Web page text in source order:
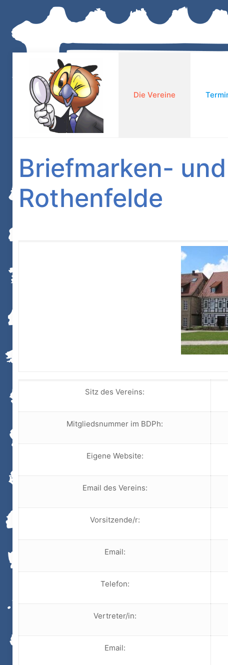
Die Vereine
Briefmarken-
Rothenfelde
Sitz des Vereins:
Mitgliedsnummer im BDPh:
Eigene Website:
Email des Vereins:
Vorsitzende/r:
Email:
Telefon:
Vertreter/in:
Email: